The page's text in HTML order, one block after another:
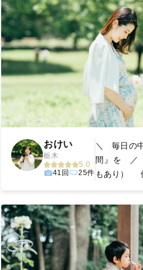
おけい
栃木
5.0
41回
25件
＼ 毎日の
間』を ／
もあり）